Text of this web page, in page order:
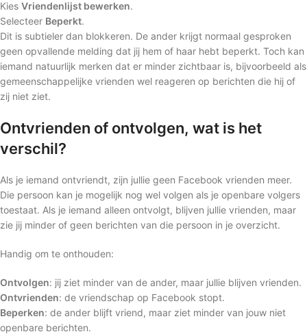
Kies Vriendenlijst bewerken.
Selecteer Beperkt.
Dit is subtieler dan blokkeren. De ander krijgt normaal gesproken
geen opvallende melding dat jij hem of haar hebt beperkt. Toch kan
iemand natuurlijk merken dat er minder zichtbaar is, bijvoorbeeld als
gemeenschappelijke vrienden wel reageren op berichten die hij of
zij niet ziet.
Ontvrienden of ontvolgen, wat is het
verschil?
Als je iemand ontvriendt, zijn jullie geen Facebook vrienden meer.
Die persoon kan je mogelijk nog wel volgen als je openbare volgers
toestaat. Als je iemand alleen ontvolgt, blijven jullie vrienden, maar
zie jij minder of geen berichten van die persoon in je overzicht.
Handig om te onthouden:
Ontvolgen: jij ziet minder van de ander, maar jullie blijven vrienden.
Ontvrienden: de vriendschap op Facebook stopt.
Beperken: de ander blijft vriend, maar ziet minder van jouw niet
openbare berichten.